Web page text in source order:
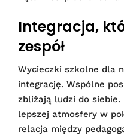
Integracja,
zespół
Wycieczki szkolne dla
integrację. Wspólne
zbliżają ludzi do siebie.
lepszej atmosfery w
relacja między